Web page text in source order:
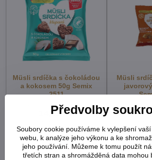
Müsli srdíčka s čokoládou
a kokosem 50g Semix
2511
Skladem - externí sklad
14,95 Kč
Müsli
Skladem
Předvolby
Soubory cookie používáme k vylepšení
webu, k analýze jeho výkonu a ke
jeho používání. Můžeme k tomu použít
třetích stran a shromážděná data mohou